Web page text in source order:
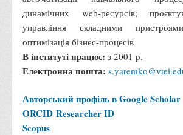
динамічних web-ресурсів;
управління складними
оптимізація бізнес-процесів
В інституті працює: з 2001 р.
Електронна пошта:
Авторський профіль в Google Scholar
ORCID Researcher ID
Scopus